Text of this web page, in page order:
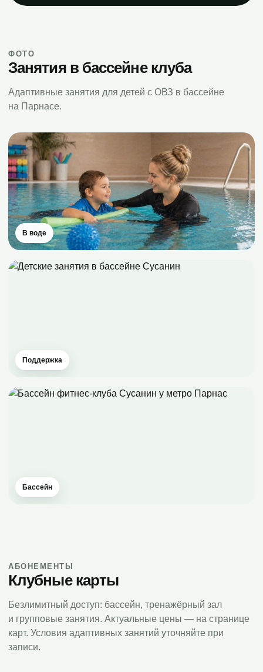
ФОТО
Занятия в бассейне клуба
Адаптивные занятия для детей с ОВЗ в бассейне
на Парнасе.
В воде
Поддержка
Бассейн
АБОНЕМЕНТЫ
Клубные карты
Безлимитный доступ: бассейн, тренажёрный зал
и групповые занятия. Актуальные цены — на странице
карт. Условия адаптивных занятий уточняйте при
записи.